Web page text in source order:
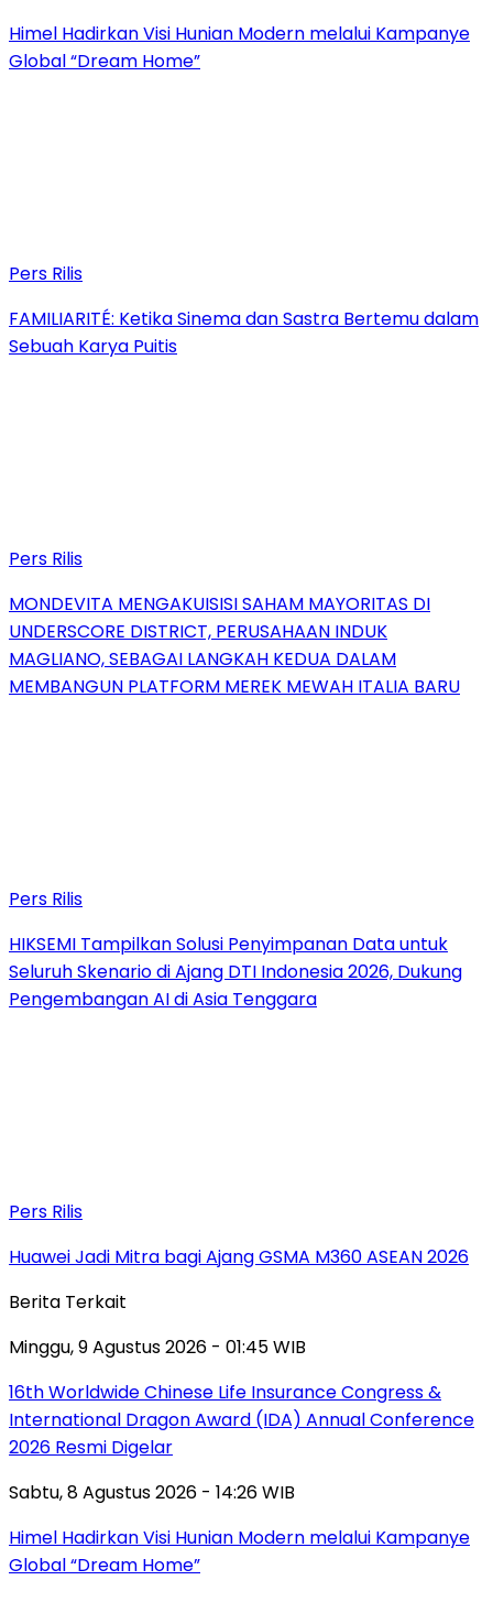
Himel Hadirkan Visi Hunian Modern melalui Kampanye
Global “Dream Home”
Pers Rilis
FAMILIARITÉ: Ketika Sinema dan Sastra Bertemu dalam
Sebuah Karya Puitis
Pers Rilis
MONDEVITA MENGAKUISISI SAHAM MAYORITAS DI
UNDERSCORE DISTRICT, PERUSAHAAN INDUK
MAGLIANO, SEBAGAI LANGKAH KEDUA DALAM
MEMBANGUN PLATFORM MEREK MEWAH ITALIA BARU
Pers Rilis
HIKSEMI Tampilkan Solusi Penyimpanan Data untuk
Seluruh Skenario di Ajang DTI Indonesia 2026, Dukung
Pengembangan AI di Asia Tenggara
Pers Rilis
Huawei Jadi Mitra bagi Ajang GSMA M360 ASEAN 2026
Berita Terkait
Minggu, 9 Agustus 2026 - 01:45 WIB
16th Worldwide Chinese Life Insurance Congress &
International Dragon Award (IDA) Annual Conference
2026 Resmi Digelar
Sabtu, 8 Agustus 2026 - 14:26 WIB
Himel Hadirkan Visi Hunian Modern melalui Kampanye
Global “Dream Home”